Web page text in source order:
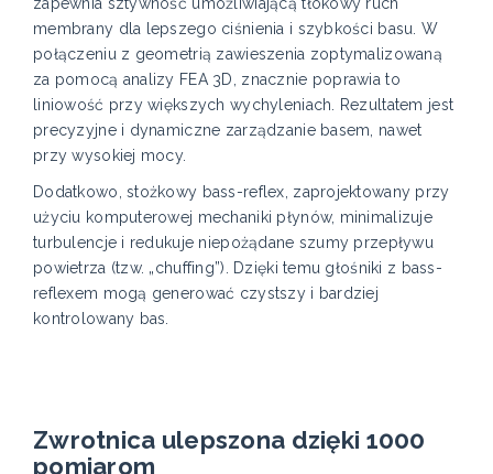
zapewnia sztywność umożliwiającą tłokowy ruch
membrany dla lepszego ciśnienia i szybkości basu. W
połączeniu z geometrią zawieszenia zoptymalizowaną
za pomocą analizy FEA 3D, znacznie poprawia to
liniowość przy większych wychyleniach. Rezultatem jest
precyzyjne i dynamiczne zarządzanie basem, nawet
przy wysokiej mocy.
Dodatkowo, stożkowy bass-reflex, zaprojektowany przy
użyciu komputerowej mechaniki płynów, minimalizuje
turbulencje i redukuje niepożądane szumy przepływu
powietrza (tzw. „chuffing”). Dzięki temu głośniki z bass-
reflexem mogą generować czystszy i bardziej
kontrolowany bas.
Zwrotnica ulepszona dzięki 1000
pomiarom